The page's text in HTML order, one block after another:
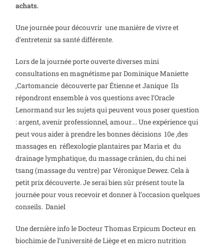
achats.
Une journée pour découvrir une manière de vivre et
d’entretenir sa santé différente.
Lors de la journée porte ouverte diverses mini
consultations en magnétisme par Dominique Maniette
,Cartomancie découverte par Étienne et Janique Ils
répondront ensemble à vos questions avec l’Oracle
Lenormand sur les sujets qui peuvent vous poser question
: argent, avenir professionnel, amour…. Une expérience qui
peut vous aider à prendre les bonnes décisions 10e ,des
massages en réflexologie plantaires par Maria et du
drainage lymphatique, du massage crânien, du chi nei
tsang (massage du ventre) par Véronique Dewez. Cela à
petit prix découverte. Je serai bien sûr présent toute la
journée pour vous recevoir et donner à l’occasion quelques
conseils. Daniel
Une dernière info le Docteur Thomas Erpicum Docteur en
biochimie de l’université de Liège et en micro nutrition